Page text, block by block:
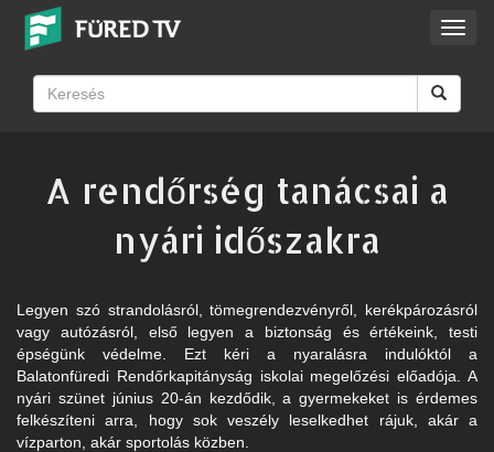
A rendőrség tanácsai a
nyári időszakra
Legyen szó strandolásról, tömegrendezvényről, kerékpározásról
vagy autózásról, első legyen a biztonság és értékeink, testi
épségünk védelme. Ezt kéri a nyaralásra indulóktól a
Balatonfüredi Rendőrkapitányság iskolai megelőzési előadója. A
nyári szünet június 20-án kezdődik, a gyermekeket is érdemes
felkészíteni arra, hogy sok veszély leselkedhet rájuk, akár a
vízparton, akár sportolás közben.